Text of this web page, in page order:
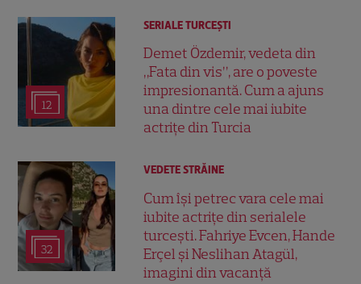
12
SERIALE TURCEŞTI
Demet Özdemir, vedeta din
„Fata din vis”, are o poveste
impresionantă. Cum a ajuns
una dintre cele mai iubite
actrițe din Turcia
32
VEDETE STRĂINE
Cum își petrec vara cele mai
iubite actrițe din serialele
turcești. Fahriye Evcen, Hande
Erçel și Neslihan Atagül,
imagini din vacanță